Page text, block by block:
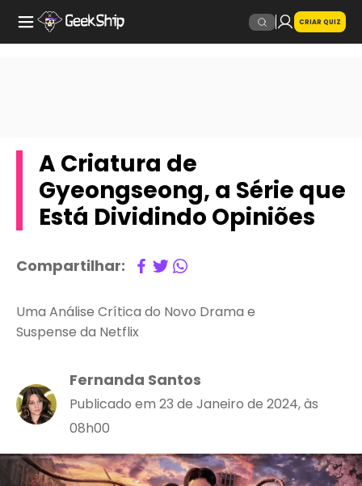
CRIAR QUIZ
A Criatura de
Gyeongseong, a Série que
Está Dividindo Opiniões
Compartilhar:
Uma Análise Crítica do Novo Drama e
Suspense da Netflix
Fernanda Santos
Publicado em 23 de Janeiro de 2024, às
08h00